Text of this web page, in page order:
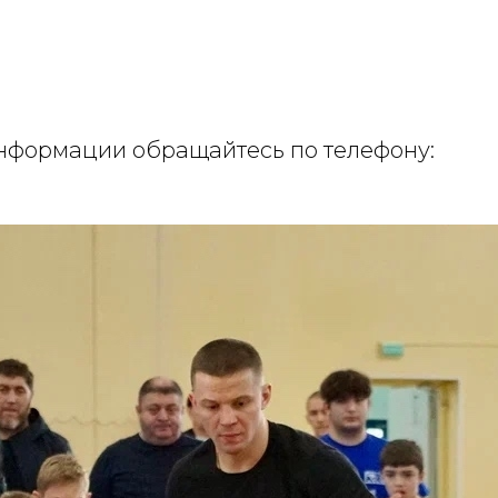
обращайтесь по телефону: